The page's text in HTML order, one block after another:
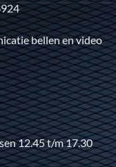
bellen en video
12.45 t/m 17.30